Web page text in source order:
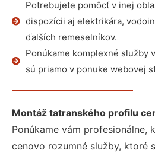
Potrebujete pomôcť v inej
dispozícii aj elektrikára,
ďalších remeselníkov.
Ponúkame komplexné služby
sú priamo v ponuke webovej
Montáž tatranského profilu
Ponúkame vám profesionálne,
cenovo rozumné služby, ktoré